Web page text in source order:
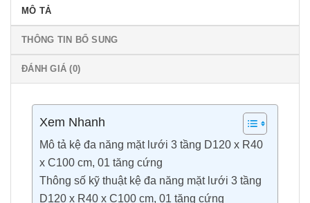
MÔ TẢ
THÔNG TIN BỔ SUNG
ĐÁNH GIÁ (0)
Xem Nhanh
Mô tả kệ đa năng mặt lưới 3 tầng D120 x R40
x C100 cm, 01 tăng cứng
Thông số kỹ thuật kệ đa năng mặt lưới 3 tầng
D120 x R40 x C100 cm, 01 tăng cứng